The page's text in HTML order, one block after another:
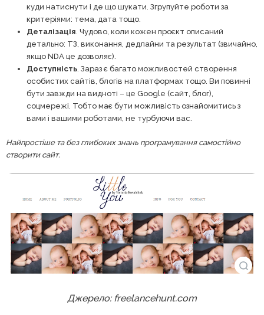
куди натиснути і де що шукати. Згрупуйте роботи за
критеріями: тема, дата тощо.
Деталізація. Чудово, коли кожен проєкт описаний
детально: ТЗ, виконання, дедлайни та результат (звичайно,
якщо NDA це дозволяє).
Доступність. Зараз є багато можливостей створення
особистих сайтів, блогів на платформах тощо. Ви повинні
бути завжди на видноті – це Google (сайт, блог),
соцмережі. Тобто має бути можливість ознайомитись з
вами і вашими роботами, не турбуючи вас.
Найпростіше та без глибоких знань програмування самостійно
створити сайт.
Джерело: freelancehunt.com